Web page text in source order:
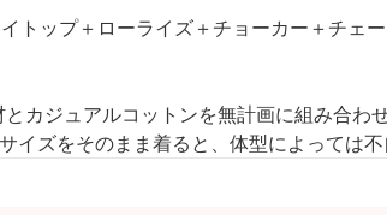
イトップ＋ローライズ＋チョーカー＋チェ
とカジュアルコットンを無計画に組み合わ
イズをそのまま着ると、体型によっては不